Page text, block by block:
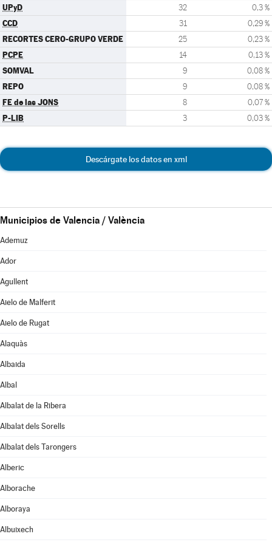
UPyD 32 0,3 %
CCD 31 0,29 %
RECORTES CERO-GRUPO VERDE 25 0,23 %
PCPE 14 0,13 %
SOMVAL 9 0,08 %
REPO 9 0,08 %
FE de las JONS 8 0,07 %
P-LIB 3 0,03 %
Descárgate los datos en xml
Municipios de Valencia / València
Ademuz
Ador
Agullent
Aielo de Malferit
Aielo de Rugat
Alaquàs
Albaida
Albal
Albalat de la Ribera
Albalat dels Sorells
Albalat dels Tarongers
Alberic
Alborache
Alboraya
Albuixech